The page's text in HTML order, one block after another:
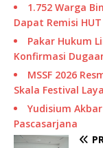
1.752 Warga
Dapat Remisi HUT
Pakar Hukum
Konfirmasi
MSSF 2026
Skala Festival
Yudisium
Pascasarjana